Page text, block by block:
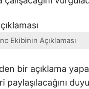
Ekibinin Açıklaması
bir açıklama